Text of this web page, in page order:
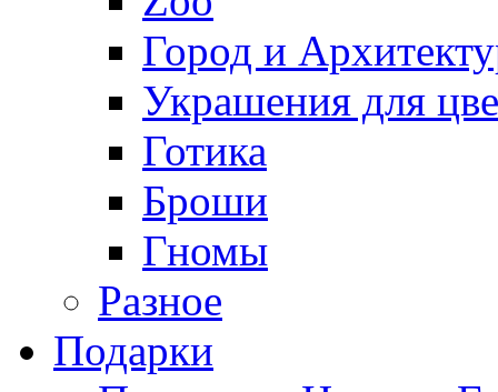
Город и
Украшения для
Готика
Броши
Гномы
Разное
Подарки